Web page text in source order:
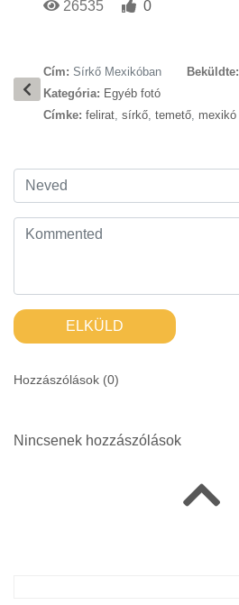
26535
0
Cím: Sírkő Mexikóban Beküldte:
Kategória: Egyéb fotó
Címke: felirat, sírkő, temető, mexikó
ELKÜLD
Hozzászólások (0)
Nincsenek hozzászólások